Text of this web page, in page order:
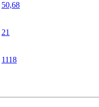
50,68
21
1118